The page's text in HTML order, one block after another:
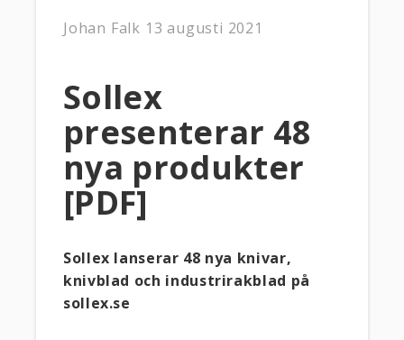
Johan Falk 13 augusti 2021
Sollex
presenterar 48
nya produkter
[PDF]
Sollex lanserar 48 nya knivar,
knivblad och industrirakblad på
sollex.se